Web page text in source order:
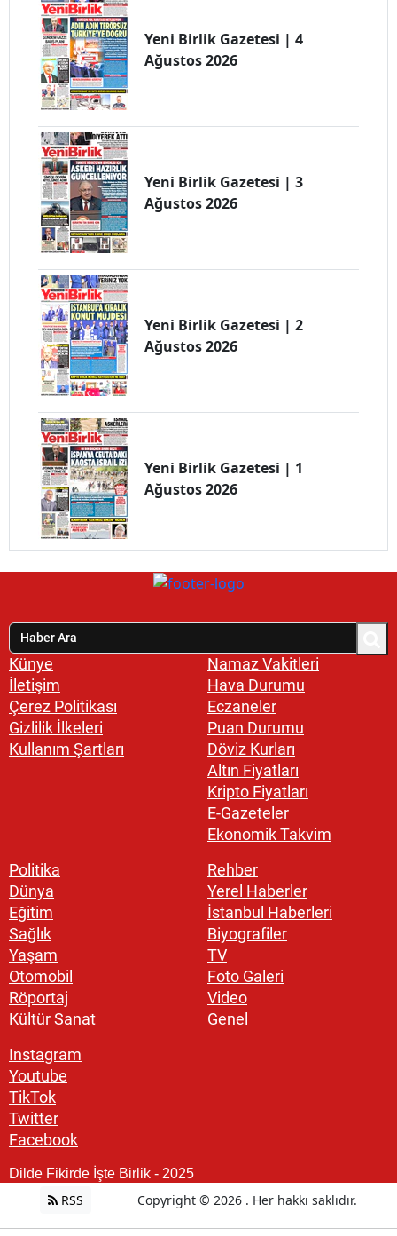
Yeni Birlik Gazetesi | 4
Ağustos 2026
Yeni Birlik Gazetesi | 3
Ağustos 2026
Yeni Birlik Gazetesi | 2
Ağustos 2026
Yeni Birlik Gazetesi | 1
Ağustos 2026
Künye
İletişim
Çerez Politikası
Gizlilik İlkeleri
Kullanım Şartları
Namaz Vakitleri
Hava Durumu
Eczaneler
Puan Durumu
Döviz Kurları
Altın Fiyatları
Kripto Fiyatları
E-Gazeteler
Ekonomik Takvim
Politika
Dünya
Eğitim
Sağlık
Yaşam
Otomobil
Röportaj
Kültür Sanat
Rehber
Yerel Haberler
İstanbul Haberleri
Biyografiler
TV
Foto Galeri
Video
Genel
Instagram
Youtube
TikTok
Twitter
Facebook
Dilde Fikirde İşte Birlik - 2025
RSS Copyright © 2026 . Her hakkı saklıdır.